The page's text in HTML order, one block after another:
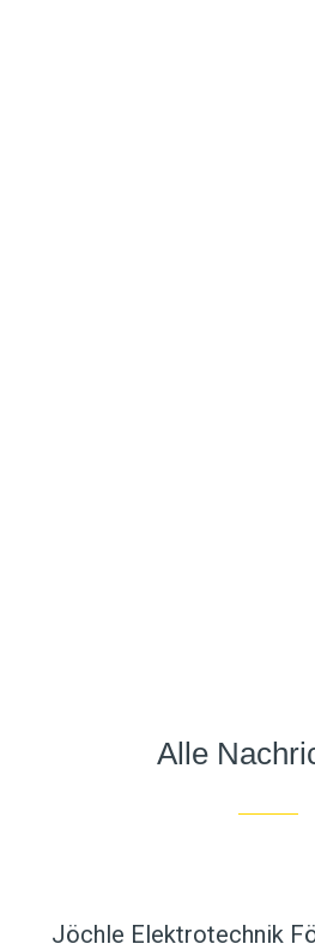
Alle
Jöchle Elektrotechnik